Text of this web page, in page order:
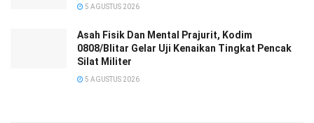
5 AGUSTUS 2026
Asah Fisik Dan Mental Prajurit, Kodim
0808/Blitar Gelar Uji Kenaikan Tingkat Pencak
Silat Militer
5 AGUSTUS 2026